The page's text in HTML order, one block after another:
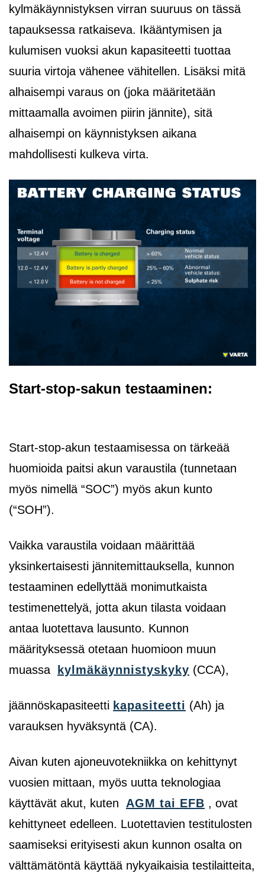
kylmäkäynnistyksen virran suuruus on tässä
tapauksessa ratkaiseva. Ikääntymisen ja
kulumisen vuoksi akun kapasiteetti tuottaa
suuria virtoja vähenee vähitellen. Lisäksi mitä
alhaisempi varaus on (joka määritetään
mittaamalla avoimen piirin jännite), sitä
alhaisempi on käynnistyksen aikana
mahdollisesti kulkeva virta.
Start-stop-sakun testaaminen:
Start-stop-akun testaamisessa on tärkeää
huomioida paitsi akun varaustila (tunnetaan
myös nimellä “SOC”) myös akun kunto
(“SOH”).
Vaikka varaustila voidaan määrittää
yksinkertaisesti jännitemittauksella, kunnon
testaaminen edellyttää monimutkaista
testimenettelyä, jotta akun tilasta voidaan
antaa luotettava lausunto. Kunnon
määrityksessä otetaan huomioon muun
muassa
kylmäkäynnistyskyky (CCA),
jäännöskapasiteetti kapasiteetti (Ah) ja
varauksen hyväksyntä (CA).
Aivan kuten ajoneuvotekniikka on kehittynyt
vuosien mittaan, myös uutta teknologiaa
käyttävät akut, kuten AGM tai EFB , ovat
kehittyneet edelleen. Luotettavien testitulosten
saamiseksi erityisesti akun kunnon osalta on
välttämätöntä käyttää nykyaikaisia testilaitteita,